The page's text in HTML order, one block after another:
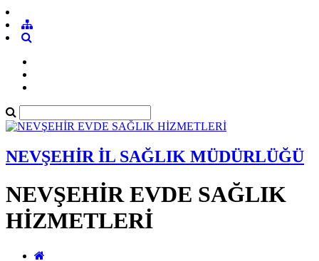
NEVŞEHİR İL SAĞLIK MÜDÜRLÜĞÜ
NEVŞEHİR EVDE SAĞLIK
HİZMETLERİ